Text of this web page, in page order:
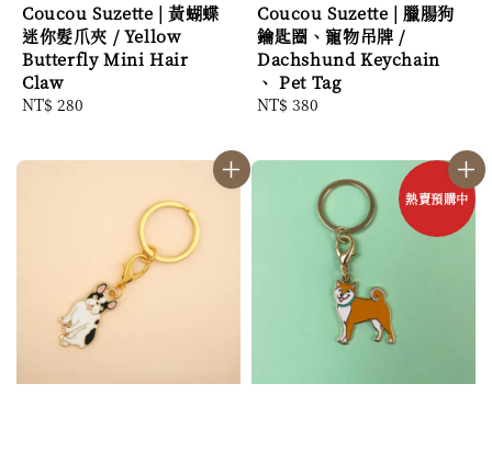
Coucou Suzette | 黃蝴蝶
迷你髮爪夾 / Yellow
Butterfly Mini Hair
Claw
Regular
NT$ 280
Coucou Suzette | 臘腸狗
鑰匙圈、寵物吊牌 /
Dachshund Keychain
、 Pet Tag
Regular
NT$ 380
熱賣預購中